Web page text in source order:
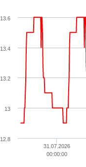
31.07.2026
00:00:00
12.8
13
13.2
13.4
13.6